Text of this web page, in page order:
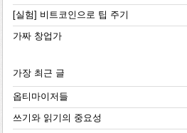
[실험] 비트코인으로 팁 주기
가짜 창업가
가장 최근 글
옵티마이저들
쓰기와 읽기의 중요성